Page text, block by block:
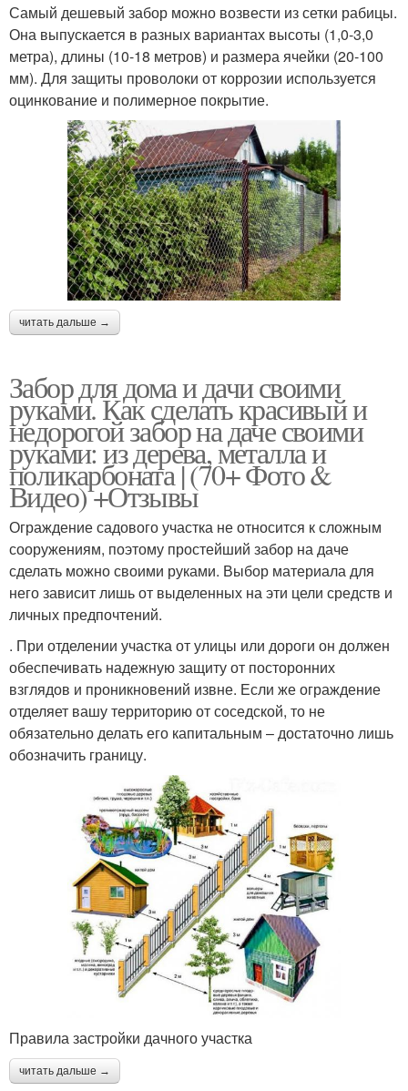
Самый дешевый забор можно возвести из сетки рабицы.
Она выпускается в разных вариантах высоты (1,0-3,0
метра), длины (10-18 метров) и размера ячейки (20-100
мм). Для защиты проволоки от коррозии используется
оцинкование и полимерное покрытие.
читать дальше →
Забор для дома и дачи своими
руками. Как сделать красивый и
недорогой забор на даче своими
руками: из дерева, металла и
поликарбоната | (70+ Фото &
Видео) +Отзывы
Ограждение садового участка не относится к сложным
сооружениям, поэтому простейший забор на даче
сделать можно своими руками. Выбор материала для
него зависит лишь от выделенных на эти цели средств и
личных предпочтений.
. При отделении участка от улицы или дороги он должен
обеспечивать надежную защиту от посторонних
взглядов и проникновений извне. Если же ограждение
отделяет вашу территорию от соседской, то не
обязательно делать его капитальным – достаточно лишь
обозначить границу.
Правила застройки дачного участка
читать дальше →